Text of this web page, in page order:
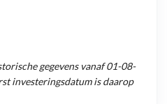
gegevens vanaf01-08-
investeringsdatum is daarop